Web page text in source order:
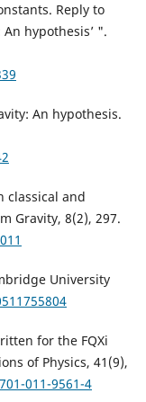
Reply to
hypothesis’ ".
An hypothesis.
classical and
Gravity, 8(2), 297.
University
for the FQXi
of Physics, 41(9),
011-9561-4